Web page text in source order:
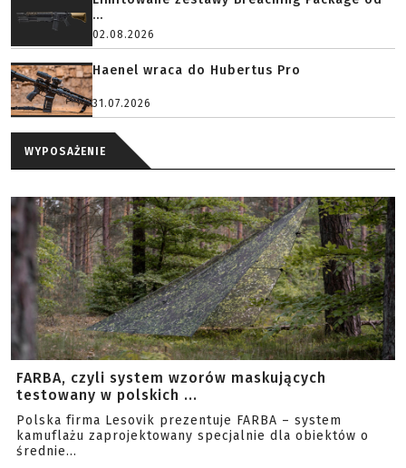
...
02.08.2026
Haenel wraca do Hubertus Pro
31.07.2026
WYPOSAŻENIE
FARBA, czyli system wzorów maskujących
testowany w polskich ...
Polska firma Lesovik prezentuje FARBA – system
kamuflażu zaprojektowany specjalnie dla obiektów o
średnie...